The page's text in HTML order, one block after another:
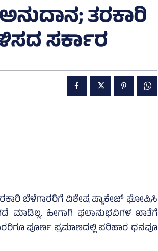
ತರಕಾರಿ
ಸರ್ಕಾರ
ಬೆಳೆಗಾರರಿಗೆ ವಿಶೇಷ ಪ್ಯಾಕೇಜ್‌ ಘೋಷಿಸಿ
ಮಾಡಿಲ್ಲ. ಹೀಗಾಗಿ ಫಲಾನುಭವಿಗಳ ಖಾತೆಗೆ
ಪೂರ್ಣ ಪ್ರಮಾಣದಲ್ಲಿ ಪರಿಹಾರ ಧನವೂ